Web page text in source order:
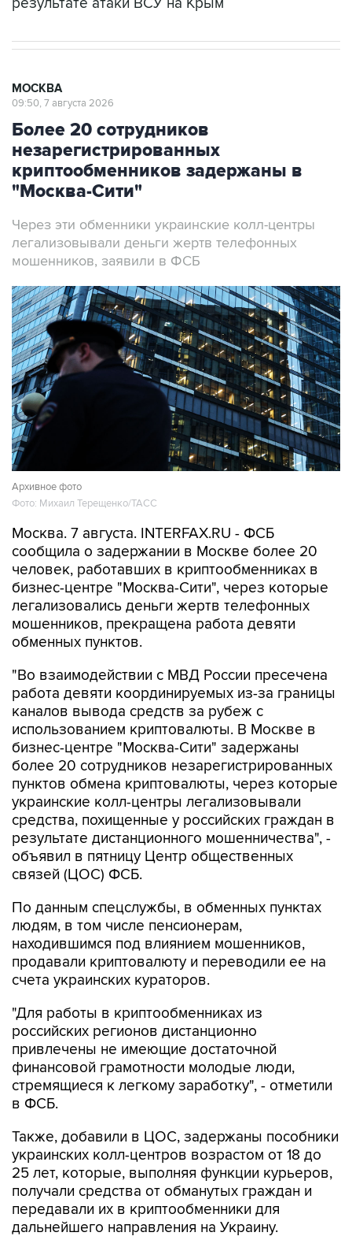
МОСКВА
09:50, 7 августа 2026
Более 20 сотрудников
незарегистрированных
криптообменников задержаны в
"Москва-Сити"
Через эти обменники украинские колл-центры
легализовывали деньги жертв телефонных
мошенников, заявили в ФСБ
Архивное фото
Фото: Михаил Терещенко/ТАСС
Москва. 7 августа. INTERFAX.RU - ФСБ
сообщила о задержании в Москве более 20
человек, работавших в криптообменниках в
бизнес-центре "Москва-Сити", через которые
легализовались деньги жертв телефонных
мошенников, прекращена работа девяти
обменных пунктов.
"Во взаимодействии с МВД России пресечена
работа девяти координируемых из-за границы
каналов вывода средств за рубеж с
использованием криптовалюты. В Москве в
бизнес-центре "Москва-Сити" задержаны
более 20 сотрудников незарегистрированных
пунктов обмена криптовалюты, через которые
украинские колл-центры легализовывали
средства, похищенные у российских граждан в
результате дистанционного мошенничества", -
объявил в пятницу Центр общественных
связей (ЦОС) ФСБ.
По данным спецслужбы, в обменных пунктах
людям, в том числе пенсионерам,
находившимся под влиянием мошенников,
продавали криптовалюту и переводили ее на
счета украинских кураторов.
"Для работы в криптообменниках из
российских регионов дистанционно
привлечены не имеющие достаточной
финансовой грамотности молодые люди,
стремящиеся к легкому заработку", - отметили
в ФСБ.
Также, добавили в ЦОС, задержаны пособники
украинских колл-центров возрастом от 18 до
25 лет, которые, выполняя функции курьеров,
получали средства от обманутых граждан и
передавали их в криптообменники для
дальнейшего направления на Украину.